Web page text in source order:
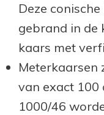
Deze
gebrand in de
kaars met
Meterkaarsen
van exact 100
1000/46